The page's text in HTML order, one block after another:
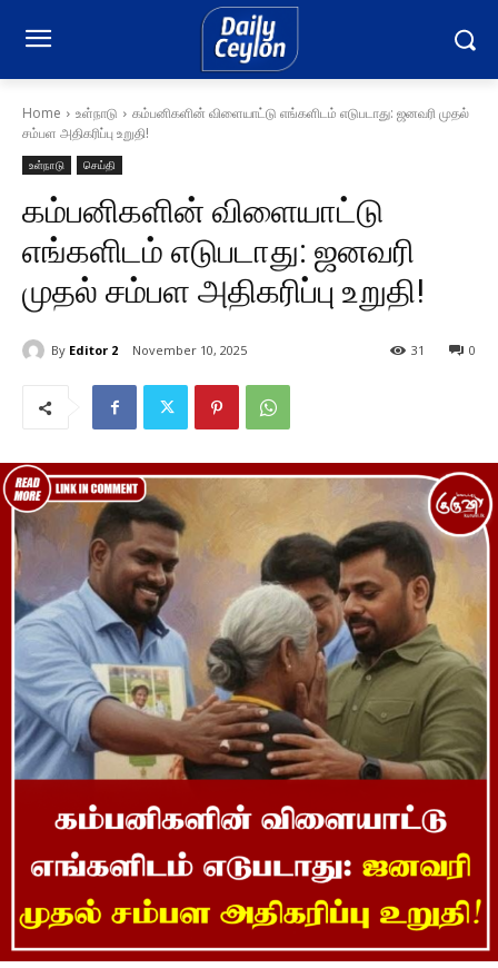
Home உள்நாடு
கம்பனிகளின் விளையாட்டு எங்களிடம் எடுபடாது: ஜனவரி முதல்
சம்பள அதிகரிப்பு உறுதி!
உள்நாடு செய்தி
கம்பனிகளின் விளையாட்டு
எங்களிடம் எடுபடாது: ஜனவரி
முதல் சம்பள அதிகரிப்பு உறுதி!
By Editor 2 November 10, 2025 0
31